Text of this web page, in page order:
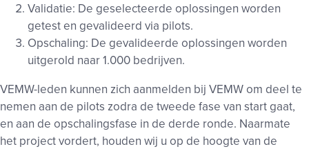
Validatie: De geselecteerde oplossingen worden
getest en gevalideerd via pilots.
Opschaling: De gevalideerde oplossingen worden
uitgerold naar 1.000 bedrijven.
VEMW-leden kunnen zich aanmelden bij VEMW om deel te
nemen aan de pilots zodra de tweede fase van start gaat,
en aan de opschalingsfase in de derde ronde. Naarmate
het project vordert, houden wij u op de hoogte van de